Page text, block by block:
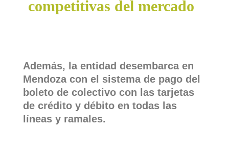
competitivas del mercado
Además, la entidad desembarca en
Mendoza con el sistema de pago del
boleto de colectivo con las tarjetas
de crédito y débito en todas las
líneas y ramales.